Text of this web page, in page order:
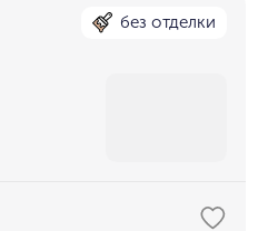
без отделки